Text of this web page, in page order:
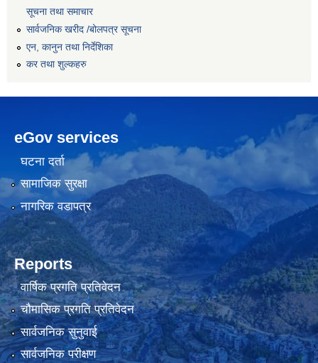
सूचना तथा समाचार
सार्वजनिक खरीद /बोलपत्र सूचना
एन, कानुन तथा निर्देशिका
कर तथा शुल्कहरु
eGov services
घटना दर्ता
सामाजिक सुरक्षा
नागरिक वडापत्र
Reports
वार्षिक प्रगति प्रतिवेदन
चौमासिक प्रगति प्रतिवेदन
सार्वजनिक सुनुवाई
सार्वजनिक परीक्षण